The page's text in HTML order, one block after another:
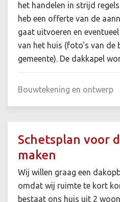
het handelen in strijd
heb een offerte van de
gaat uitvoeren en
van het huis (foto's van de
gemeente). De dakkapel
Bouwtekening en ontwerp
Schetsplan voor
maken
Wij willen graag een
omdat wij ruimte te kort
bestaat ons huis uit 2